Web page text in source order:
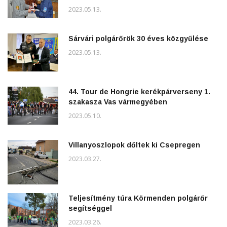
2023.05.13.
Sárvári polgárőrök 30 éves közgyűlése
2023.05.13.
44. Tour de Hongrie kerékpárverseny 1.
szakasza Vas vármegyében
2023.05.10.
Villanyoszlopok dőltek ki Csepregen
2023.03.27.
Teljesítmény túra Körmenden polgárőr
segítséggel
2023.03.26.